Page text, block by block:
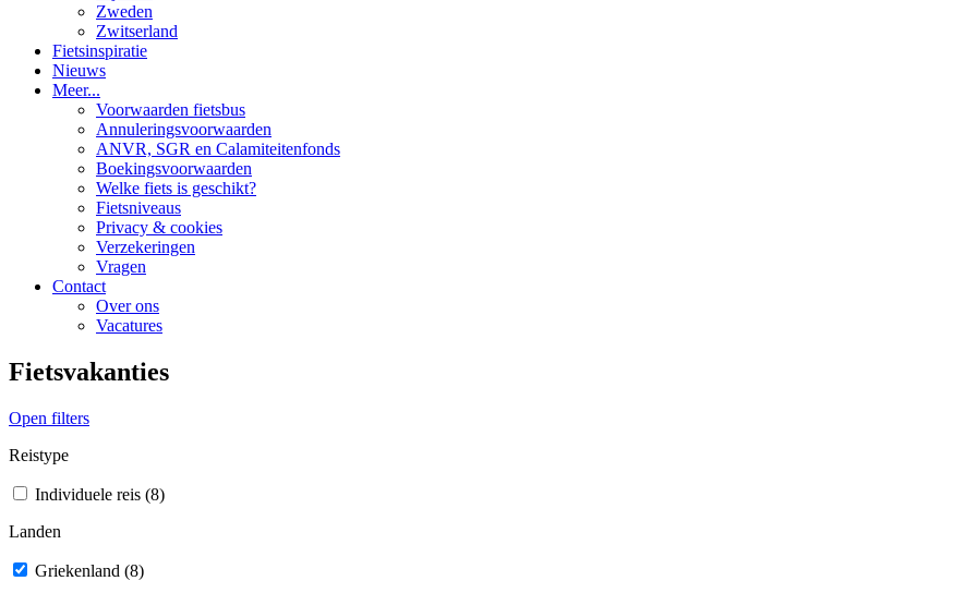
Zweden
Zwitserland
Fietsinspiratie
Nieuws
Meer...
Voorwaarden fietsbus
Annuleringsvoorwaarden
ANVR, SGR en Calamiteitenfonds
Boekingsvoorwaarden
Welke fiets is geschikt?
Fietsniveaus
Privacy & cookies
Verzekeringen
Vragen
Contact
Over ons
Vacatures
Fietsvakanties
Open filters
Reistype
Individuele reis (8)
Landen
Griekenland (8)